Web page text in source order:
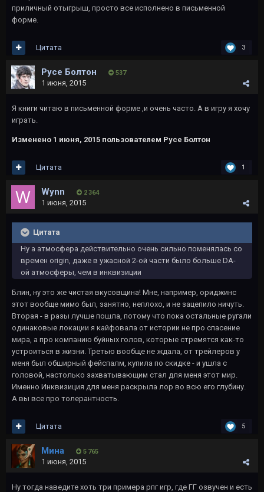
приличный отыгрыш, просто все исполнено в письменной
форме.
3
Цитата
Русе Болтон 537
1 июня, 2015
Я книги читаю в письменной форме ,и очень часто. А в игру я хочу
играть.
Изменено 1 июня, 2015 пользователем Русе Болтон
1
Цитата
Wynn 2 364
1 июня, 2015
Цитата
Ну а атмосфера действительно очень сильно поменялась со
времен origin, даже в ужасной 2-ой части было больше DA-
ой атмосферы, чем в инквизиции
Блин, ну это же чистая вкусовщина! Мне, например, ориджинс
этот вообще мимо был, занятно, неплохо, и не зацепило ничуть.
Вторая - в разы лучше пошла, потому что пока остальные ругали
одинаковые локации я кайфовала от истории не про спасение
мира, а про компанию буйных голов, которые стремятся как-то
устроиться в жизни. Третью вообще не ждала, от трейлеров у
меня был обширный фейспалм, купила по скидке - и ушла с
головой, настолько захватывающим стал для меня этот мир.
Именно Инквизиция для меня раскрыла лор во всю его глубину.
А вы все про толерантность.
5
Цитата
Мина 5 765
1 июня, 2015
Ну тогда наведите хоть три примера рпг игр, где ГГ озвучен и есть